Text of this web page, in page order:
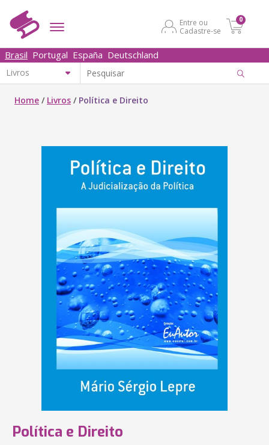
Entre ou
Cadastre-se
0
Brasil Portugal España Deutschland
Home / Livros / Política e Direito
Política e Direito